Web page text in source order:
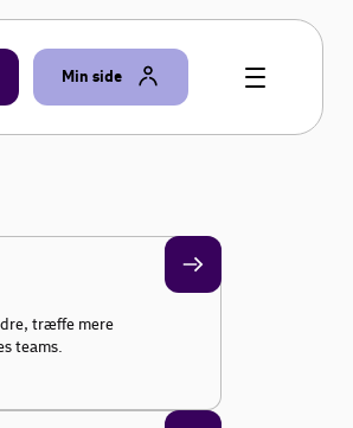
Min side
træffe mere
teams.